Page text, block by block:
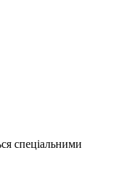
спеціальними